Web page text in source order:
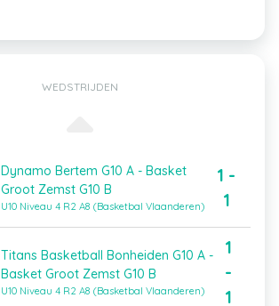
WEDSTRIJDEN
Dynamo Bertem G10 A - Basket
Groot Zemst G10 B
U10 Niveau 4 R2 A8 (Basketbal Vlaanderen)
1 -
1
Titans Basketball Bonheiden G10 A -
Basket Groot Zemst G10 B
U10 Niveau 4 R2 A8 (Basketbal Vlaanderen)
1
-
1